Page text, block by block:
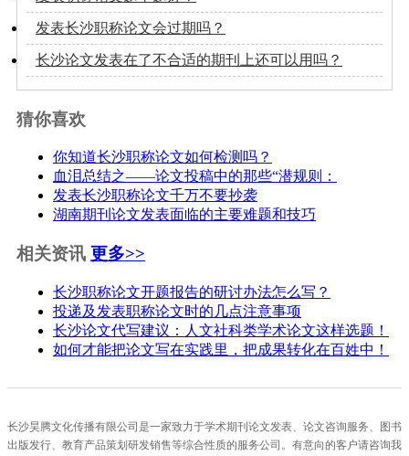
发表长沙职称论文会过期吗？
长沙论文发表在了不合适的期刊上还可以用吗？
猜你喜欢
你知道长沙职称论文如何检测吗？
血泪总结之——论文投稿中的那些“潜规则：
发表长沙职称论文千万不要抄袭
湖南期刊论文发表面临的主要难题和技巧
相关资讯 更多>>
长沙职称论文开题报告的研讨办法怎么写？
投递及发表职称论文时的几点注意事项
长沙论文代写建议：人文社科类学术论文这样选题！
如何才能把论文写在实践里，把成果转化在百姓中！
长沙昊腾文化传播有限公司是一家致力于学术期刊论文发表、论文咨询服务、图书
出版发行、教育产品策划研发销售等综合性质的服务公司。有意向的客户请咨询我